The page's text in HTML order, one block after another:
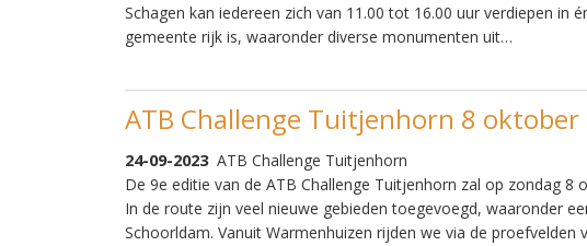
Schagen kan iedereen zich van 11.00 tot 16.00 uur verdiepen in
gemeente rijk is, waaronder diverse monumenten uit…
ATB Challenge Tuitjenhorn 8 oktober
24-09-2023ATB Challenge Tuitjenhorn
De 9e editie van de ATB Challenge Tuitjenhorn zal op zondag 8
In de route zijn veel nieuwe gebieden toegevoegd, waaronder
Schoorldam. Vanuit Warmenhuizen rijden we via de proefvelden